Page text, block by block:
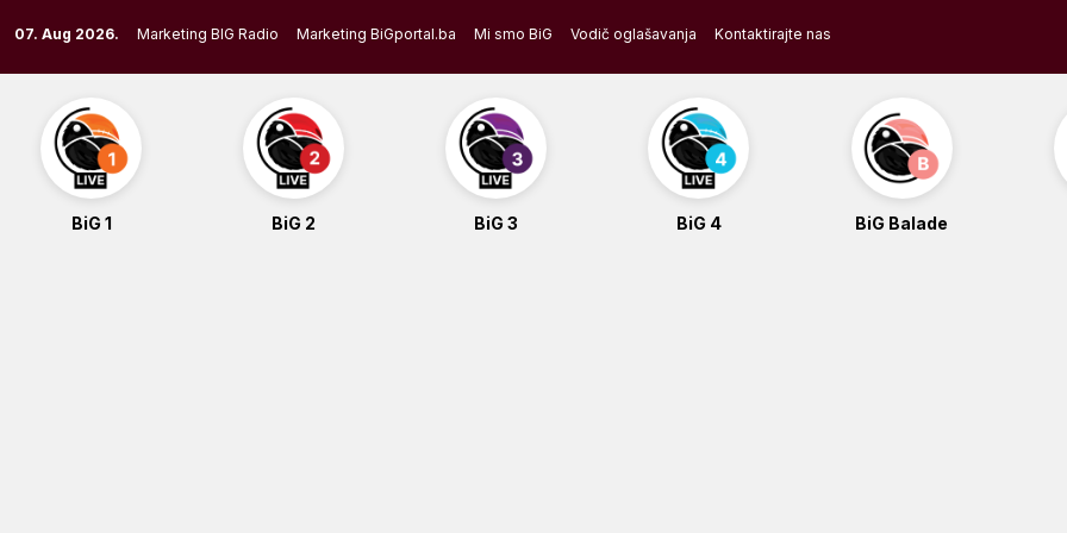
to
content
07. Aug 2026. Marketing BIG Radio Marketing BiGportal.ba Mi smo BiG Vodič oglašavanja Kontaktirajte nas
BiG 1 BiG 2 BiG 3 BiG 4 BiG Balade